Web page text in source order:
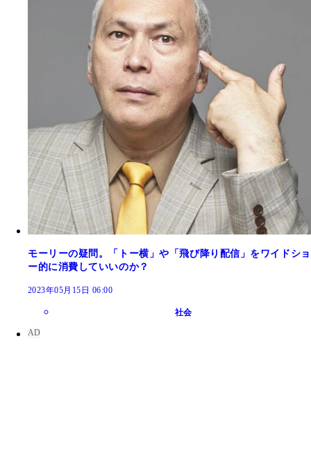
モーリーの疑問。「トー横」や「飛び降り配信」をワイドショ
ー的に消費していいのか？
2023年05月15日 06:00
社会